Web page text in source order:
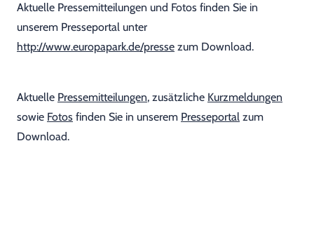
Aktuelle Pressemitteilungen und Fotos finden Sie in
unserem Presseportal unter
http://www.europapark.de/presse zum Download.
Aktuelle Pressemitteilungen, zusätzliche Kurzmeldungen
sowie Fotos finden Sie in unserem Presseportal zum
Download.